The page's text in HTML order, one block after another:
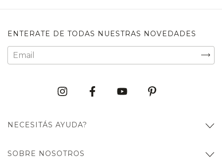
ENTERATE DE TODAS NUESTRAS NOVEDADES
NECESITÁS AYUDA?
SOBRE NOSOTROS